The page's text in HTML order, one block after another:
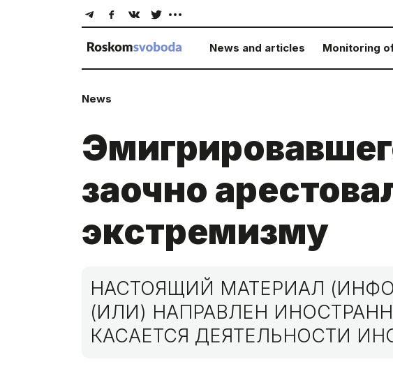
News and articles Monitoring
News
заочно
экстремизму
НАСТОЯЩИЙ МАТЕРИАЛ
(ИЛИ) НАПРАВЛЕН
КАСАЕТСЯ ДЕЯТЕЛЬНОСТИ